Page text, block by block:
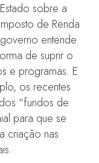
sobre a
de Renda
entende
de suprir o
e programas. E
os recentes
“fundos de
para que se
criação nas